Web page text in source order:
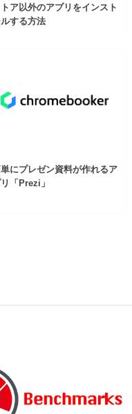
ア以外のアプリをインスト
する方法
にプレゼン資料が作れるア
「Prezi」